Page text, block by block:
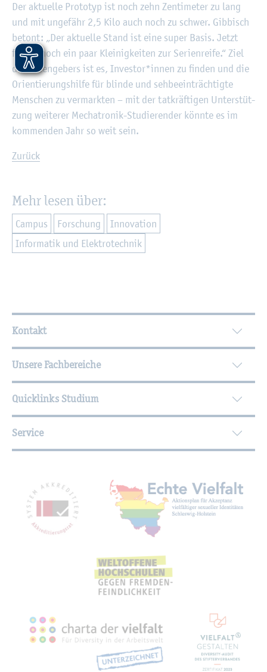
Der ak­tu­el­le Pro­to­typ ist noch zehn Zen­ti­me­ter zu lang
und mit un­ge­fähr 2,5 Kilo auch noch zu schwer. Gib­bisch
be­tont: „Der ak­tu­el­le Stand ist eine super Basis. Jetzt
feh­len noch ein paar Klei­nig­kei­ten zur Se­ri­en­rei­fe.“ Ziel
des Ide­en­ge­bers ist es, In­ves­tor*innen zu fin­den und die
Ori­en­tie­rungs­hil­fe für blin­de und seh­be­ein­träch­tig­te
Men­schen zu ver­mark­ten – mit der tat­kräf­ti­gen Un­ter­stüt­
zung wei­te­rer Me­cha­tro­nik-Stu­die­ren­der könn­te es im
kom­men­den Jahr so weit sein.
Zu­rück
Mehr lesen über:
Cam­pus For­schung
In­no­va­ti­on
In­for­ma­tik und Elek­tro­tech­nik
Wei­ter­füh­ren­de In­for­ma­tio­nen
Kontakt
Unsere Fachbereiche
Quicklinks Studium
Service
Mit­glied­schaf­ten,